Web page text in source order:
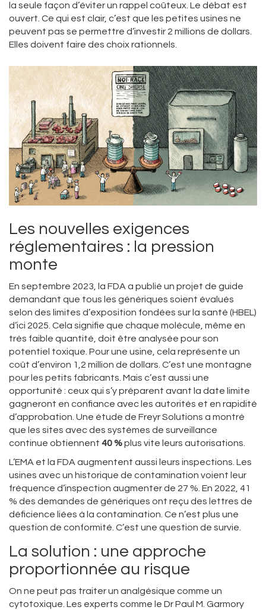
la seule façon d’éviter un rappel coûteux. Le débat est
ouvert. Ce qui est clair, c’est que les petites usines ne
peuvent pas se permettre d’investir 2 millions de dollars.
Elles doivent faire des choix rationnels.
Les nouvelles exigences
réglementaires : la pression
monte
En septembre 2023, la FDA a publié un projet de guide
demandant que tous les génériques soient évalués
selon des limites d’exposition fondées sur la santé (HBEL)
d’ici 2025. Cela signifie que chaque molécule, même en
très faible quantité, doit être analysée pour son
potentiel toxique. Pour une usine, cela représente un
coût d’environ 1,2 million de dollars. C’est une montagne
pour les petits fabricants. Mais c’est aussi une
opportunité : ceux qui s’y préparent avant la date limite
gagneront en confiance avec les autorités et en rapidité
d’approbation. Une étude de Freyr Solutions a montré
que les sites avec des systèmes de surveillance
continue obtiennent 40 %plus vite leurs autorisations.
L’EMA et la FDA augmentent aussi leurs inspections. Les
usines avec un historique de contamination voient leur
fréquence d’inspection augmenter de 27 %. En 2022, 41
% des demandes de génériques ont reçu des lettres de
déficience liées à la contamination. Ce n’est plus une
question de conformité. C’est une question de survie.
La solution : une approche
proportionnée au risque
On ne peut pas traiter un analgésique comme un
cytotoxique. Les experts comme le Dr Paul M. Garmory